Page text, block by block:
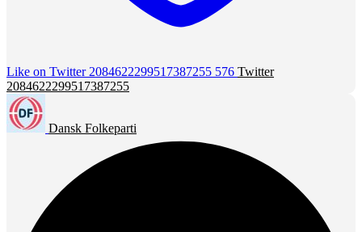
Like on Twitter 2084622299517387255 576 Twitter
2084622299517387255
Dansk Folkeparti